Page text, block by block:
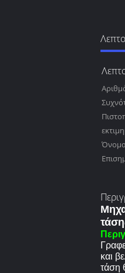
και
τάση